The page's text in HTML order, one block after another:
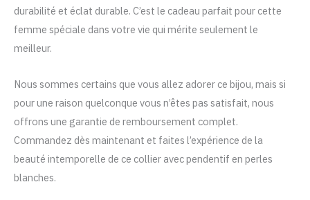
د.م. 130.
د.م. 79.
durabilité et éclat durable. C’est le cadeau parfait pour cette
femme spéciale dans votre vie qui mérite seulement le
meilleur.
Nous sommes certains que vous allez adorer ce bijou, mais si
pour une raison quelconque vous n’êtes pas satisfait, nous
offrons une garantie de remboursement complet.
Commandez dès maintenant et faites l’expérience de la
beauté intemporelle de ce collier avec pendentif en perles
blanches.